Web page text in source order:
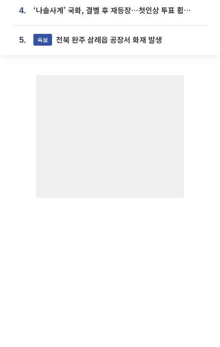
4. ‘나솔사계’ 국화, 결별 후 재등장⋯첫인상 투표 휩쓸고 ‘인기녀’ 등극
5. 속보 전북 완주 삼례읍 공장서 화재 발생